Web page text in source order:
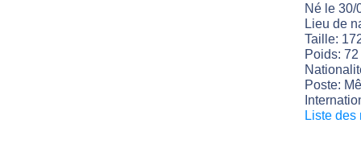
Né le 30/
Lieu de
Taille:
Poids:
Poste:
Liste des